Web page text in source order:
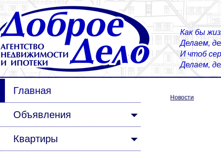
Как бы
Делаем,
И чтоб
Делаем,
Главная
Объявления
Квартиры
Новости